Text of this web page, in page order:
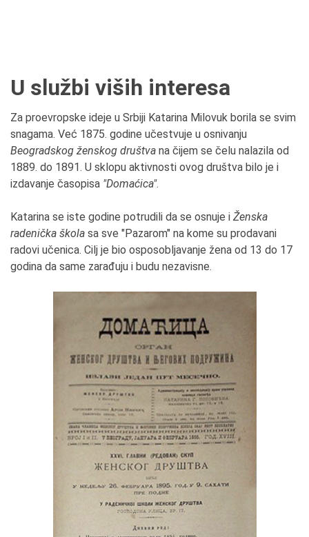
U službi viših interesa
Za proevropske ideje u Srbiji Katarina Milovuk borila se svim
snagama. Već 1875. godine učestvuje u osnivanju
Beogradskog ženskog društva na čijem se čelu nalazila od
1889. do 1891. U sklopu aktivnosti ovog društva bilo je i
izdavanje časopisa "Domaćica".
Katarina se iste godine potrudili da se osnuje i Ženska
radenička škola sa sve "Pazarom" na kome su prodavani
radovi učenica. Cilj je bio osposobljavanje žena od 13 do 17
godina da same zarađuju i budu nezavisne.